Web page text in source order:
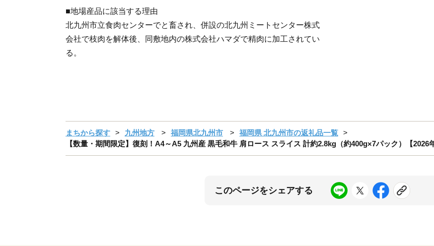
■地場産品に該当する理由
北九州市立食肉センターでと畜され、併設の北九州ミートセンター株式
会社で枝肉を解体後、同敷地内の株式会社ハマダで精肉に加工されてい
る。
まちから探す 九州地方 福岡県北九州市
福岡県 北九州市の返礼品一覧
【数量・期間限定】復刻！A4～A5 九州産 黒毛和牛 肩ロース スライス 計約2.8kg（約400g×7パック）【2026
このページをシェアする